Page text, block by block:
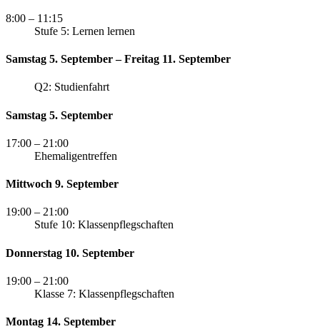
8:00 – 11:15
Stufe 5: Lernen lernen
Samstag 5. September – Freitag 11. September
Q2: Studienfahrt
Samstag 5. September
17:00 – 21:00
Ehemaligentreffen
Mittwoch 9. September
19:00 – 21:00
Stufe 10: Klassenpflegschaften
Donnerstag 10. September
19:00 – 21:00
Klasse 7: Klassenpflegschaften
Montag 14. September